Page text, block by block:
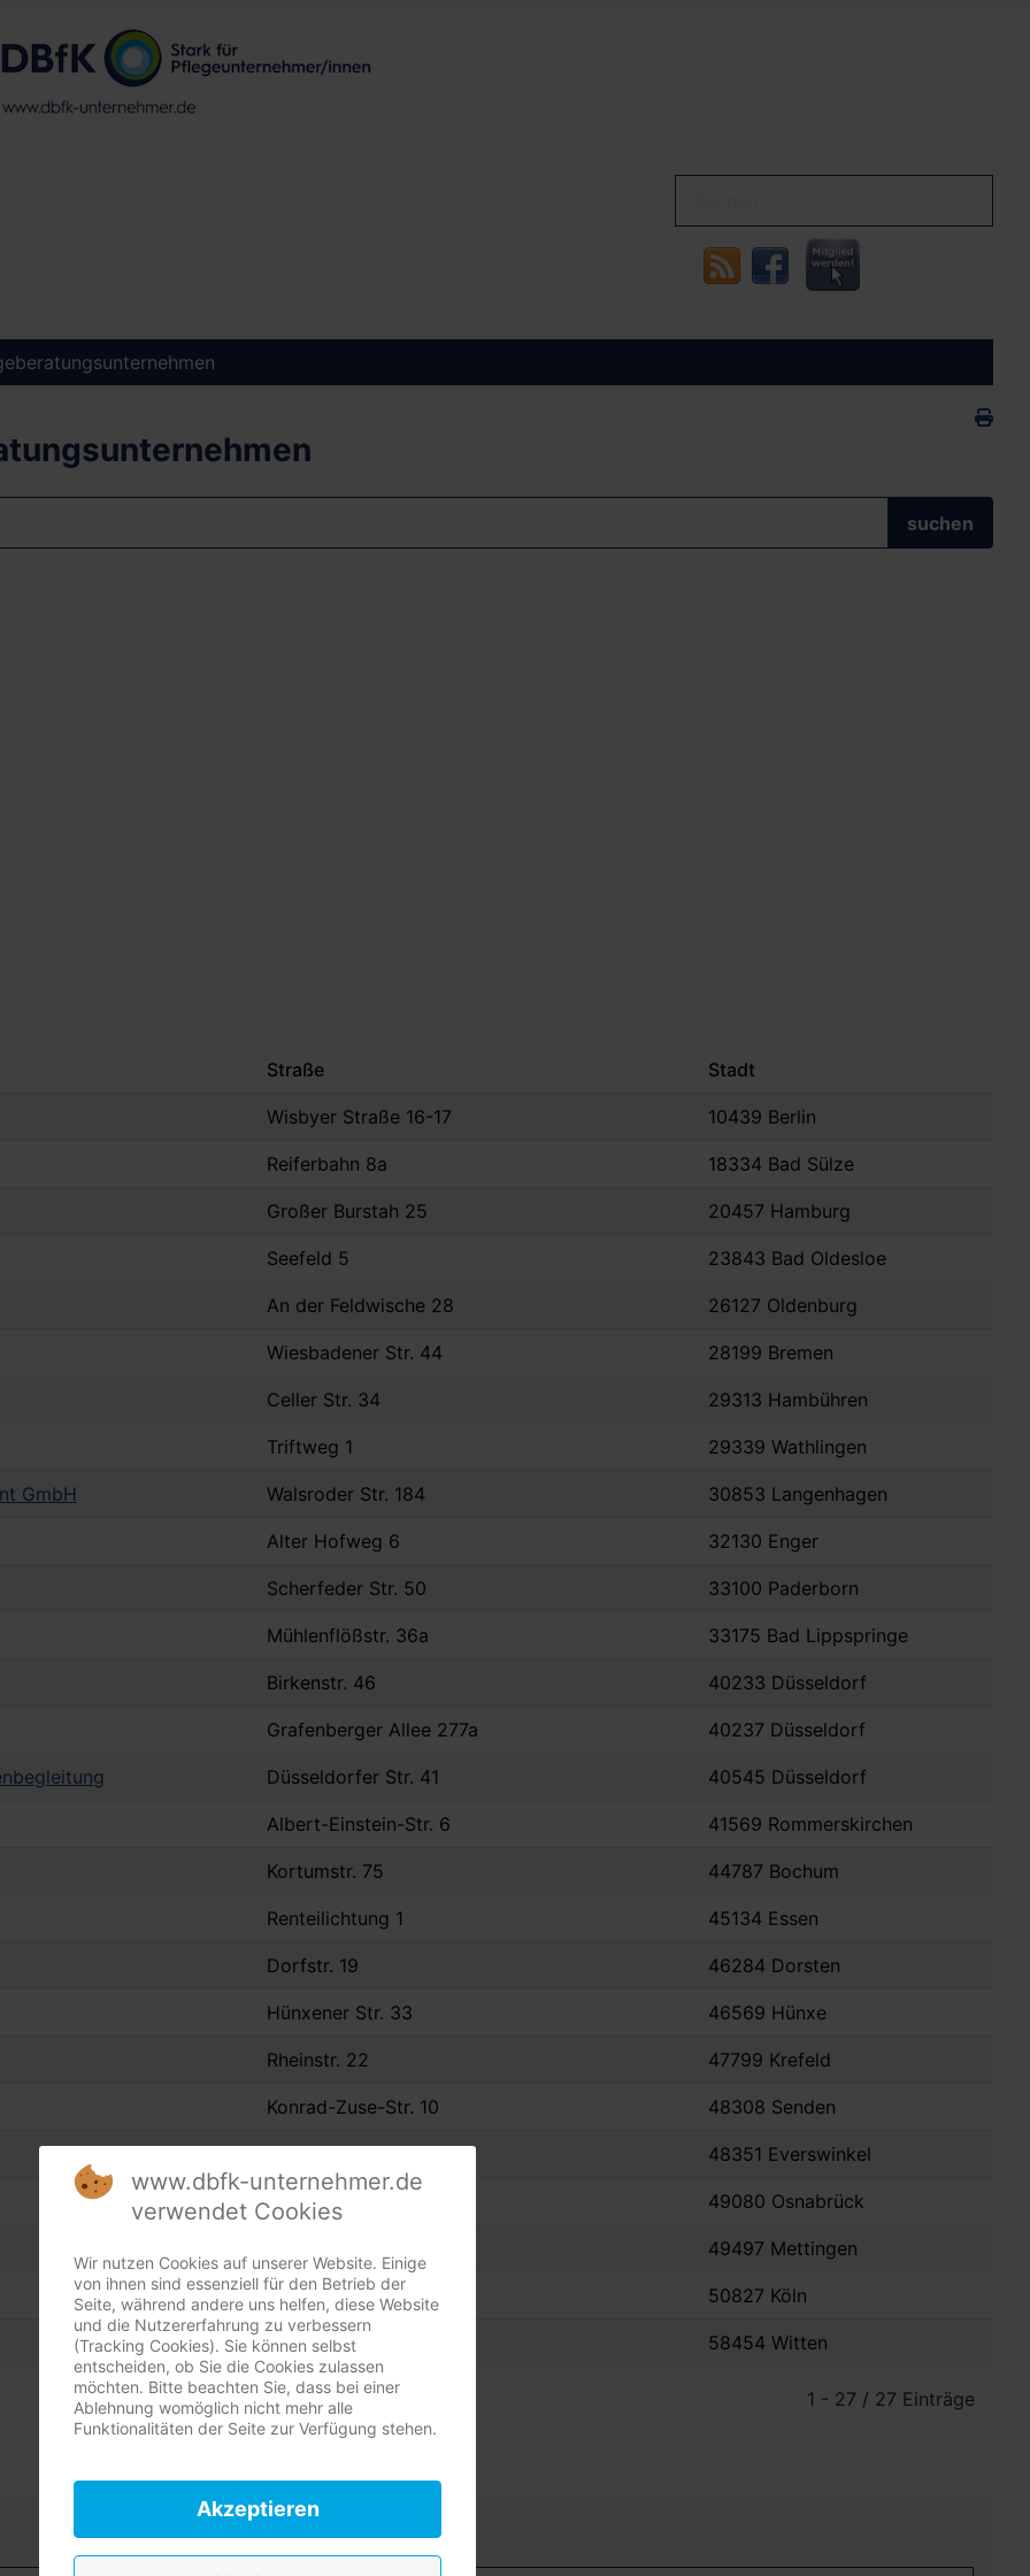
Straße Stadt
Wisbyer Straße 16-17 10439 Berlin
Reiferbahn 8a 18334 Bad Sülze
Großer Burstah 25 20457 Hamburg
Seefeld 5 23843 Bad Oldesloe
An der Feldwische 28 26127 Oldenburg
Wiesbadener Str. 44 28199 Bremen
Celler Str. 34 29313 Hambühren
Triftweg 1 29339 Wathlingen
GmbH Walsroder Str. 184 30853 Langenhagen
Alter Hofweg 6 32130 Enger
Scherfeder Str. 50 33100 Paderborn
Mühlenflößstr. 36a 33175 Bad Lippspringe
Birkenstr. 46 40233 Düsseldorf
Grafenberger Allee 277a 40237 Düsseldorf
Düsseldorfer Str. 41 40545 Düsseldorf
Albert-Einstein-Str. 6 41569 Rommerskirchen
Kortumstr. 75 44787 Bochum
Renteilichtung 1 45134 Essen
Dorfstr. 19 46284 Dorsten
Hünxener Str. 33 46569 Hünxe
Rheinstr. 22 47799 Krefeld
Konrad-Zuse-Str. 10 48308 Senden
48351 Everswinkel
Sulthauser Str. 148 49080 Osnabrück
49497 Mettingen
Wilhelm-Mauser-Str. 45 50827 Köln
Kreisstr. 42 58454 Witten
1 - 27 / 27 Einträge
www.dbfk-unternehmer.de
verwendet Cookies
Wir nutzen Cookies auf unserer Website. Einige
von ihnen sind essenziell für den Betrieb der
Seite, während andere uns helfen, diese Website
und die Nutzererfahrung zu verbessern
(Tracking Cookies). Sie können selbst
entscheiden, ob Sie die Cookies zulassen
möchten. Bitte beachten Sie, dass bei einer
Ablehnung womöglich nicht mehr alle
Funktionalitäten der Seite zur Verfügung stehen.
Akzeptieren